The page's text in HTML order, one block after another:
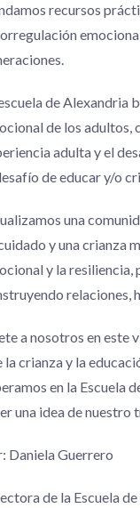
recursos
de Alexandria
de los adultos,
adulta y el
de educar y/o
una
y una crianza
y la resiliencia,
relaciones,
a nosotros en este
la crianza y la
en la Escuela
una idea de nuestro
Daniela Guerrero
de la Escuela